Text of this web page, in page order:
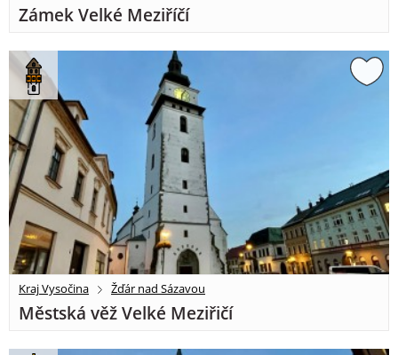
Zámek Velké Meziříčí
Kraj Vysočina Žďár nad Sázavou
Městská věž Velké Meziřičí